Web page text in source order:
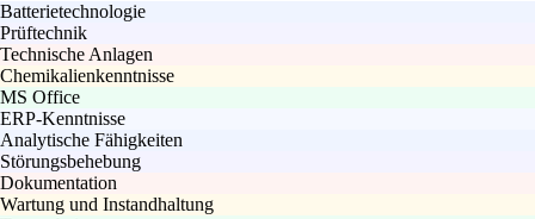
Batterietechnologie
Prüftechnik
Technische Anlagen
Chemikalienkenntnisse
MS Office
ERP-Kenntnisse
Analytische Fähigkeiten
Störungsbehebung
Dokumentation
Wartung und Instandhaltung